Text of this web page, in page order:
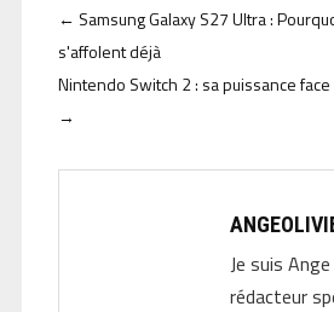
← Samsung Galaxy S27 Ultra :
s'affolent déjà
Nintendo Switch 2 : sa puissance
→
Je suis
rédacteur